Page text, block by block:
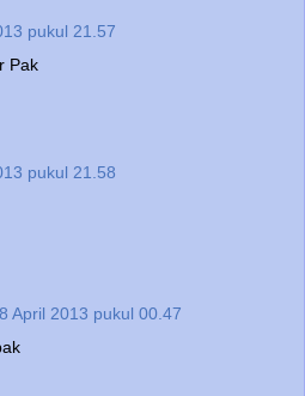
pukul 21.57
Pak
pukul 21.58
April 2013 pukul 00.47